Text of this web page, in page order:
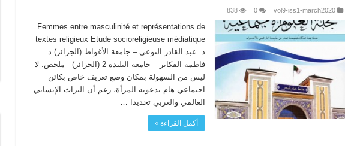
vol9-iss1-march2020
0
838
Femmes entre masculinité et représentations de
د. عبد القادر النوعي – جامعة الأغواط (الجزائر) د.
فاطمة الفكاير – جامعة البليدة 2 (الجزائر) ملخص: لا
ليس من السهولة بمكان وضع تعريف خاص بكائن
اجتماعي هام يدعونه المرأة، رغم أن التراث الإنساني
العالمي والعربي تحديدا …
أكمل القراءة »